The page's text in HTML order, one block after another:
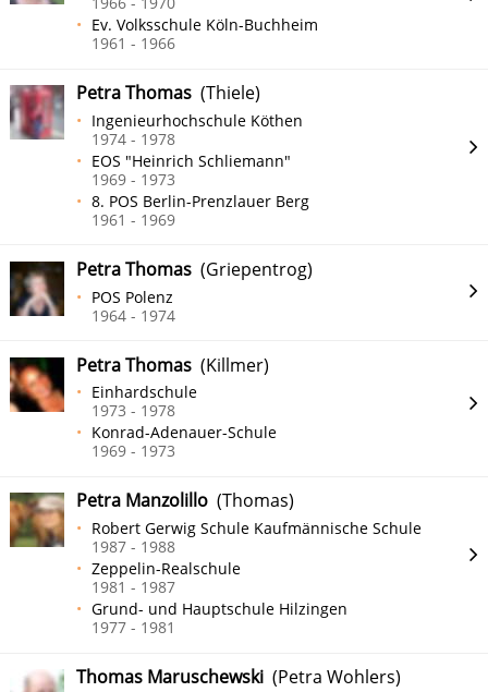
Ev. Volksschule Köln-Buchheim
1961 - 1966
Petra Thomas (Thiele)
Ingenieurhochschule Köthen
1974 - 1978
EOS "Heinrich Schliemann"
1969 - 1973
8. POS Berlin-Prenzlauer Berg
1961 - 1969
Petra Thomas (Griepentrog)
POS Polenz
1964 - 1974
Petra Thomas (Killmer)
Einhardschule
1973 - 1978
Konrad-Adenauer-Schule
1969 - 1973
Petra Manzolillo (Thomas)
Robert Gerwig Schule Kaufmännische Schule
1987 - 1988
Zeppelin-Realschule
1981 - 1987
Grund- und Hauptschule Hilzingen
1977 - 1981
Thomas Maruschewski (Petra Wohlers)